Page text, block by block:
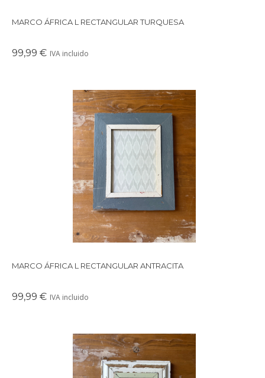
MARCO ÁFRICA L RECTANGULAR TURQUESA
99,99 € IVA incluido
Precioso marco cuadrado para colgar o apoyar en la pared
realizado con maderas recicladas.
MARCO ÁFRICA L RECTANGULAR ANTRACITA
99,99 € IVA incluido